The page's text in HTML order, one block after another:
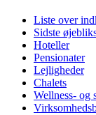
Liste over
Sidste
Hoteller
Pensionater
Lejligheder
Chalets
Wellness- og